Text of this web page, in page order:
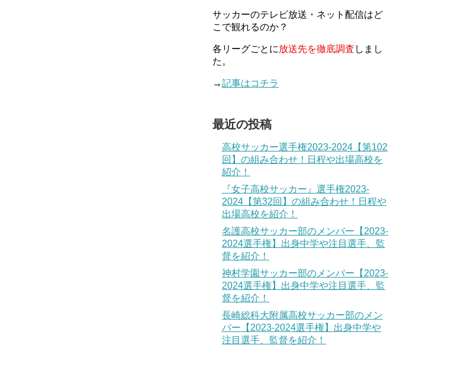
サッカーのテレビ放送・ネット配信はど
こで観れるのか？
各リーグごとに放送先を徹底調査 しまし
た。
→記事はコチラ
最近の投稿
高校サッカー選手権2023-2024【第102
回】の組み合わせ！日程や出場高校を
紹介！
『女子高校サッカー』選手権2023-
2024【第32回】の組み合わせ！日程や
出場高校を紹介！
名護高校サッカー部のメンバー【2023-
2024選手権】出身中学や注目選手、監
督を紹介！
神村学園サッカー部のメンバー【2023-
2024選手権】出身中学や注目選手、監
督を紹介！
長崎総科大附属高校サッカー部のメン
バー【2023-2024選手権】出身中学や
注目選手、監督を紹介！